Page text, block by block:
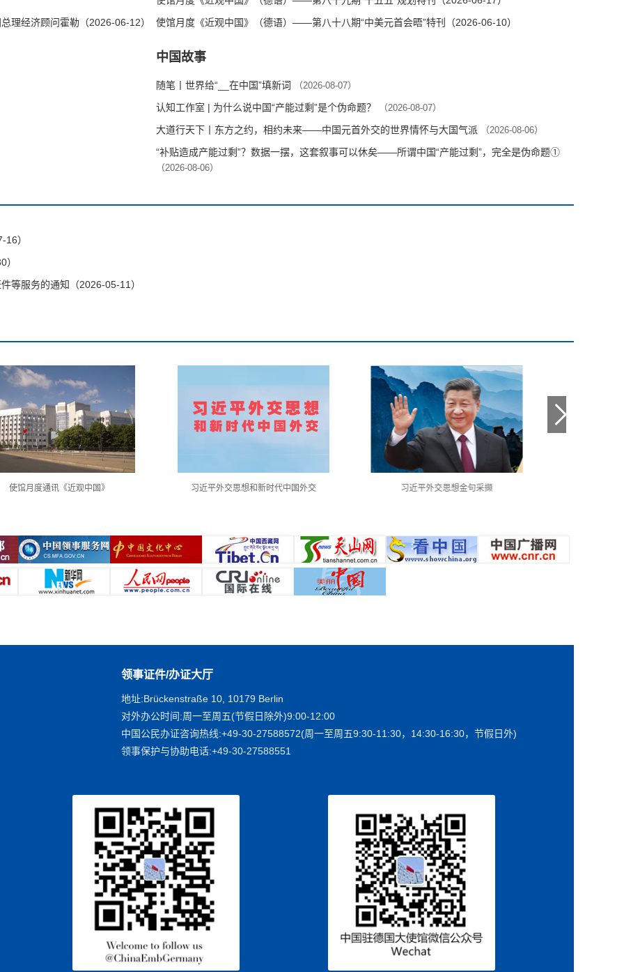
理经济顾问霍勒（2026-06-12）
使馆月度《近观中国》（德语）——第八十八期“中美元首会晤”特刊（2026-06-10）
中国故事
随笔丨世界给“__在中国”填新词 （2026-08-07）
认知工作室 | 为什么说中国“产能过剩”是个伪命题？ （2026-08-07）
大道行天下丨东方之约，相约未来——中国元首外交的世界情怀与大国气派 （2026-08-06）
“补贴造成产能过剩”？数据一摆，这套叙事可以休矣——所谓中国“产能过剩”，完全是伪命题①
（2026-08-06）
）
等服务的通知（2026-05-11）
使馆月度通讯《近观中国》 习近平外交思想和新时代中国外交 习近平外交思想金句采撷
领事证件/办证大厅
地址:Brückenstraße 10, 10179 Berlin
对外办公时间:周一至周五(节假日除外)9:00-12:00
中国公民办证咨询热线:+49-30-27588572(周一至周五9:30-11:30，14:30-16:30，节假日外)
领事保护与协助电话:+49-30-27588551